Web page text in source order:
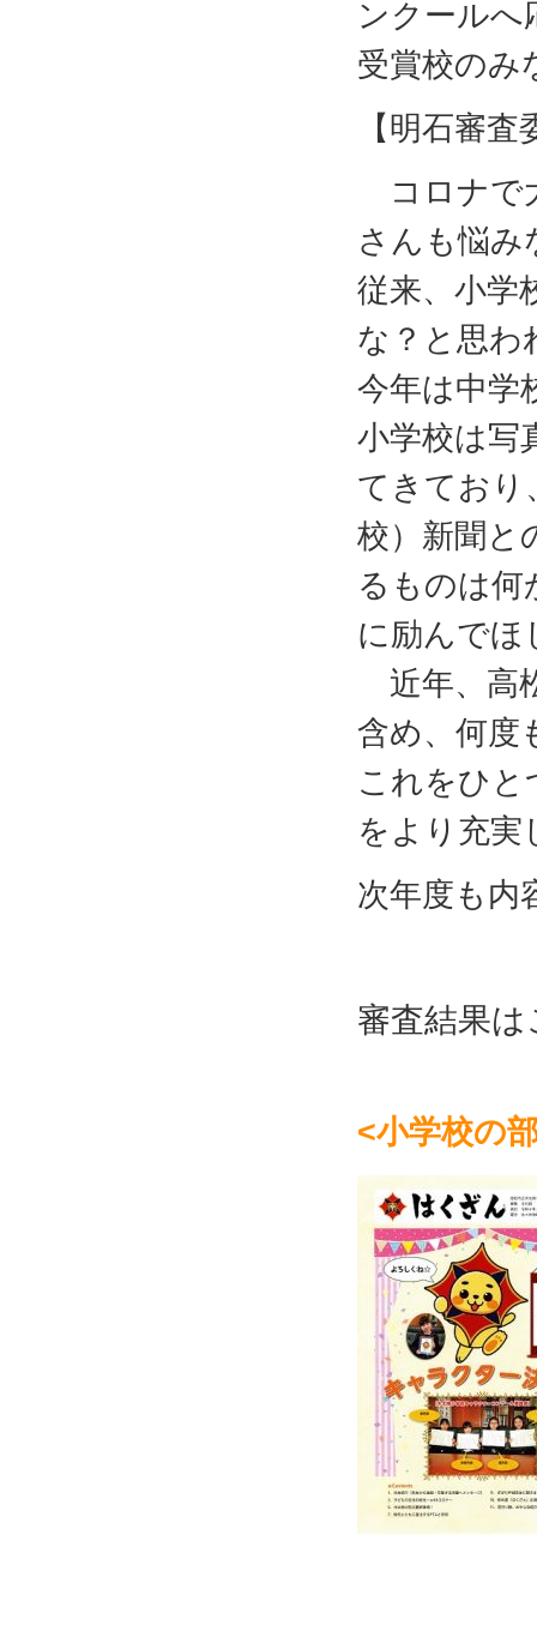
ンクールへ
受賞校のみ
【明石審
コロナで
さんも悩み
従来、小学
な？と思わ
今年は中学
小学校は写
てきており
校）新聞と
るものは何
に励んでほ
近年、高
含め、何度
これをひと
をより充
次年度も内
審査結果
<小学校の